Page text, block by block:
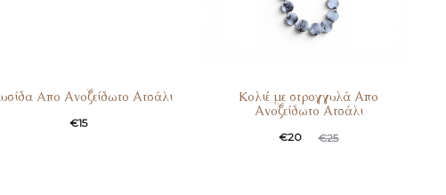
Aπο Ανοξείδωτο Ατσάλι
€15
Koλιέ με στρογγυλά Απο
Ανοξείδωτο Ατσάλι
€25
€20